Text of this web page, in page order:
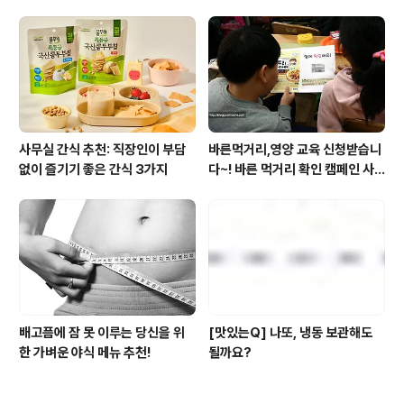
사무실 간식 추천: 직장인이 부담
없이 즐기기 좋은 간식 3가지
바른먹거리,영양 교육 신청받습니
다~! 바른 먹거리 확인 캠페인 사
배고픔에 잠 못 이루는 당신을 위
한 가벼운 야식 메뉴 추천!
[맛있는Q] 나또, 냉동 보관해도
될까요?